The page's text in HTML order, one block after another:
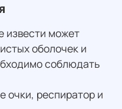
извести может
оболочек и
соблюдать
очки, респиратор и